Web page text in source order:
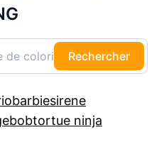
Rechercher
barbiesirene
tortue ninja